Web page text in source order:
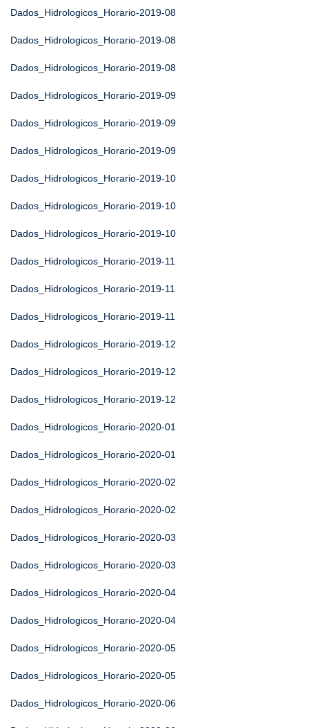
Dados_Hidrologicos_Horario-2019-08
Dados_Hidrologicos_Horario-2019-08
Dados_Hidrologicos_Horario-2019-08
Dados_Hidrologicos_Horario-2019-09
Dados_Hidrologicos_Horario-2019-09
Dados_Hidrologicos_Horario-2019-09
Dados_Hidrologicos_Horario-2019-10
Dados_Hidrologicos_Horario-2019-10
Dados_Hidrologicos_Horario-2019-10
Dados_Hidrologicos_Horario-2019-11
Dados_Hidrologicos_Horario-2019-11
Dados_Hidrologicos_Horario-2019-11
Dados_Hidrologicos_Horario-2019-12
Dados_Hidrologicos_Horario-2019-12
Dados_Hidrologicos_Horario-2019-12
Dados_Hidrologicos_Horario-2020-01
Dados_Hidrologicos_Horario-2020-01
Dados_Hidrologicos_Horario-2020-02
Dados_Hidrologicos_Horario-2020-02
Dados_Hidrologicos_Horario-2020-03
Dados_Hidrologicos_Horario-2020-03
Dados_Hidrologicos_Horario-2020-04
Dados_Hidrologicos_Horario-2020-04
Dados_Hidrologicos_Horario-2020-05
Dados_Hidrologicos_Horario-2020-05
Dados_Hidrologicos_Horario-2020-06